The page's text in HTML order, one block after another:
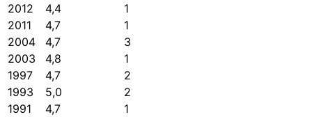
2012
4,4
1
2011
4,7
1
2004
4,7
3
2003
4,8
1
1997
4,7
2
1993
5,0
2
1991
4,7
1